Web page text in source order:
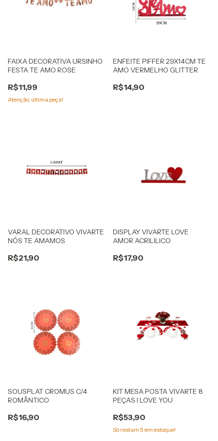
FAIXA DECORATIVA URSINHO
FESTA TE AMO ROSE
R$11,99
Atenção, última peça!
ENFEITE PIFFER 29X14CM TE
AMO VERMELHO GLITTER
R$14,90
VARAL DECORATIVO VIVARTE
NÓS TE AMAMOS
R$21,90
DISPLAY VIVARTE LOVE
AMOR ACRILILICO
R$17,90
SOUSPLAT CROMUS C/4
ROMÂNTICO
R$16,90
KIT MESA POSTA VIVARTE 8
PEÇAS I LOVE YOU
R$53,90
Só restam 5 em estoque!